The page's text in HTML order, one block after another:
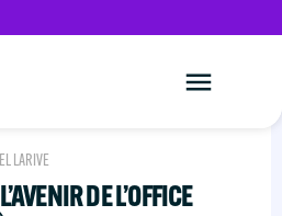
LARIVE
DE L’OFFICE